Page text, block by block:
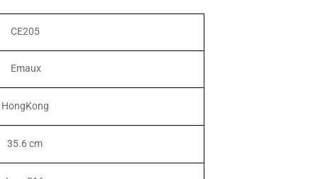
CE205
Emaux
HongKong
35.6 cm